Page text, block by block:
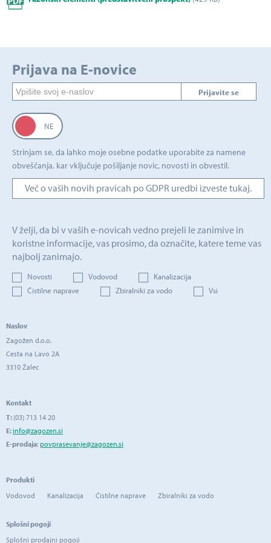
Prijava na E-novice
Prijavite se
Strinjam se, da lahko moje osebne podatke uporabite za namene
obveščanja, kar vključuje pošiljanje novic, novosti in obvestil.
Več o vaših novih pravicah po GDPR uredbi izveste tukaj.
V želji, da bi v vaših e-novicah vedno prejeli le zanimive in
koristne informacije, vas prosimo, da označite, katere teme vas
najbolj zanimajo.
Novosti Vodovod
Kanalizacija
Čistilne naprave
Zbiralniki za vodo Vsi
Naslov
Zagožen d.o.o.
Cesta na Lavo 2A
3310 Žalec
Kontakt
T: (03) 713 14 20
E:info@zagozen.si
E-prodaja: povprasevanje@zagozen.si
Produkti
Vodovod
Kanalizacija Čistilne naprave Zbiralniki za vodo
Splošni pogoji
Splošni prodajni pogoji